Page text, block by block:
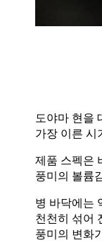
도야마 현을
가장 이른 시
제품 스펙은
풍미의 볼륨
병 바닥에는
천천히 섞어
풍미의 변화